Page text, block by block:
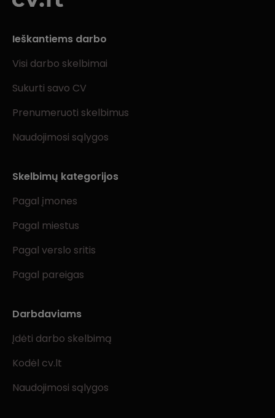
Ieškantiems darbo
Visi darbo skelbimai
Sukurti savo CV
Prenumeruoti skelbimus
Naudojimosi sąlygos
Skelbimų kategorijos
Pagal įmones
Pagal miestus
Pagal verslo sritis
Pagal pareigas
Darbdaviams
Įdėti darbo skelbimą
Kodėl cv.lt
Naudojimosi sąlygos